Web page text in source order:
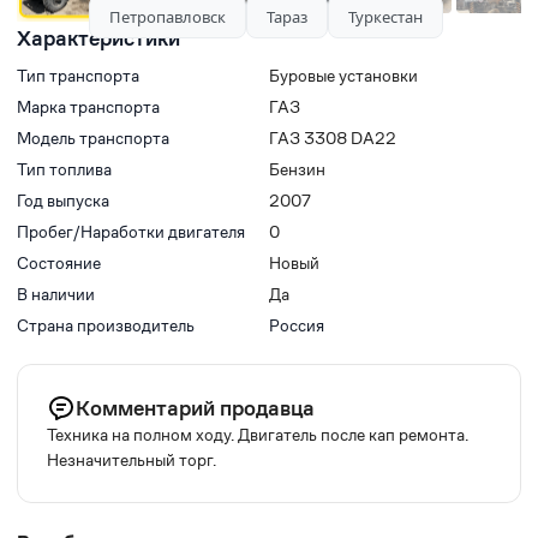
Характеристики
Тип транспорта
Буровые установки
Марка транспорта
ГАЗ
Модель транспорта
ГАЗ 3308 DA22
Тип топлива
Бензин
Год выпуска
2007
Пробег/Наработки двигателя
0
Состояние
Новый
В наличии
Да
Страна производитель
Россия
Комментарий продавца
Техника на полном ходу. Двигатель после кап ремонта.
Незначительный торг.
Петропавловск Тараз Туркестан